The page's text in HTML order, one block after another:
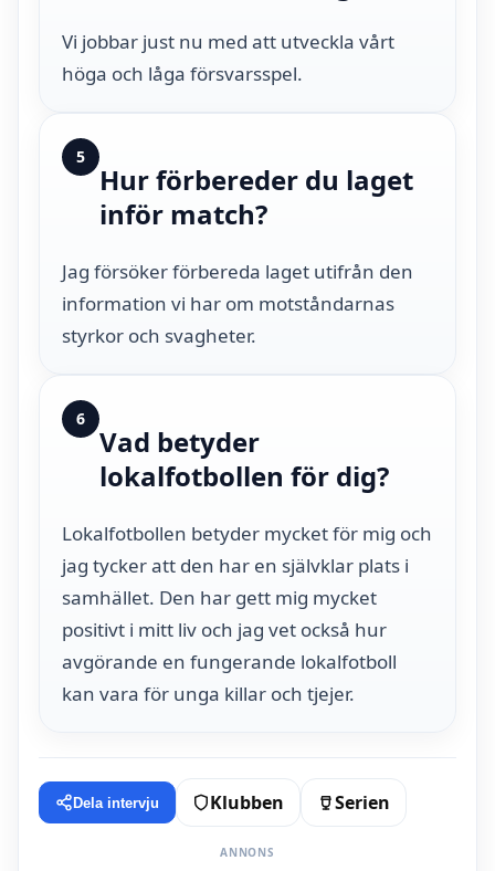
Vi jobbar just nu med att utveckla vårt
höga och låga försvarsspel.
5
Hur förbereder du laget
inför match?
Jag försöker förbereda laget utifrån den
information vi har om motståndarnas
styrkor och svagheter.
6
Vad betyder
lokalfotbollen för dig?
Lokalfotbollen betyder mycket för mig och
jag tycker att den har en självklar plats i
samhället. Den har gett mig mycket
positivt i mitt liv och jag vet också hur
avgörande en fungerande lokalfotboll
kan vara för unga killar och tjejer.
Dela intervju Klubben Serien
ANNONS